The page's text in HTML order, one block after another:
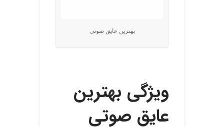
بهترین عایق صوتی
ویژگی بهترین
عایق صوتی